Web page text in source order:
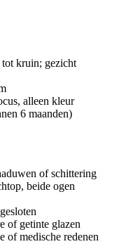
kruin; gezicht
alleen kleur
6 maanden)
of schittering
beide ogen
of getinte glazen
of medische redenen